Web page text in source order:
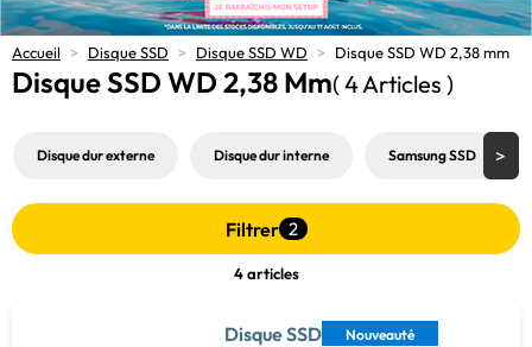
Accueil > Disque SSD > Disque SSD WD > Disque SSD WD 2,38 mm
Disque SSD WD 2,38 Mm( 4 Articles )
Disque dur externe Disque dur interne Samsung SSD
Filtrer 2
4 articles
Disque SSD Nouveauté